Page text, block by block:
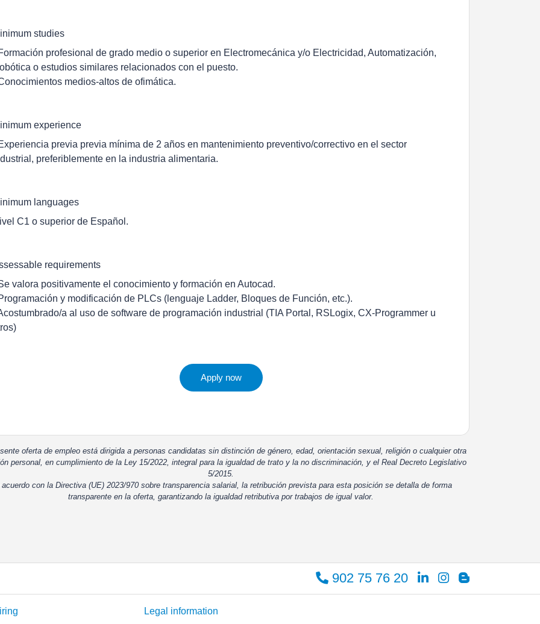
studies
profesional de grado medio o superior en Electromecánica y/o Electricidad, Automatización,
o estudios similares relacionados con el puesto.
medios-altos de ofimática.
experience
previa previa mínima de 2 años en mantenimiento preventivo/correctivo en el sector
preferiblemente en la industria alimentaria.
languages
C1 o superior de Español.
requirements
valora positivamente el conocimiento y formación en Autocad.
y modificación de PLCs (lenguaje Ladder, Bloques de Función, etc.).
a al uso de software de programación industrial (TIA Portal, RSLogix, CX-Programmer u
Apply now
oferta de empleo está dirigida a personas candidatas sin distinción de género, edad, orientación sexual, religión o cualquier otra
personal, en cumplimiento de la Ley 15/2022, integral para la igualdad de trato y la no discriminación, y el Real Decreto Legislativo
5/2015.
acuerdo con la Directiva (UE) 2023/970 sobre transparencia salarial, la retribución prevista para esta posición se detalla de forma
transparente en la oferta, garantizando la igualdad retributiva por trabajos de igual valor.
902 75 76 20
Legal information